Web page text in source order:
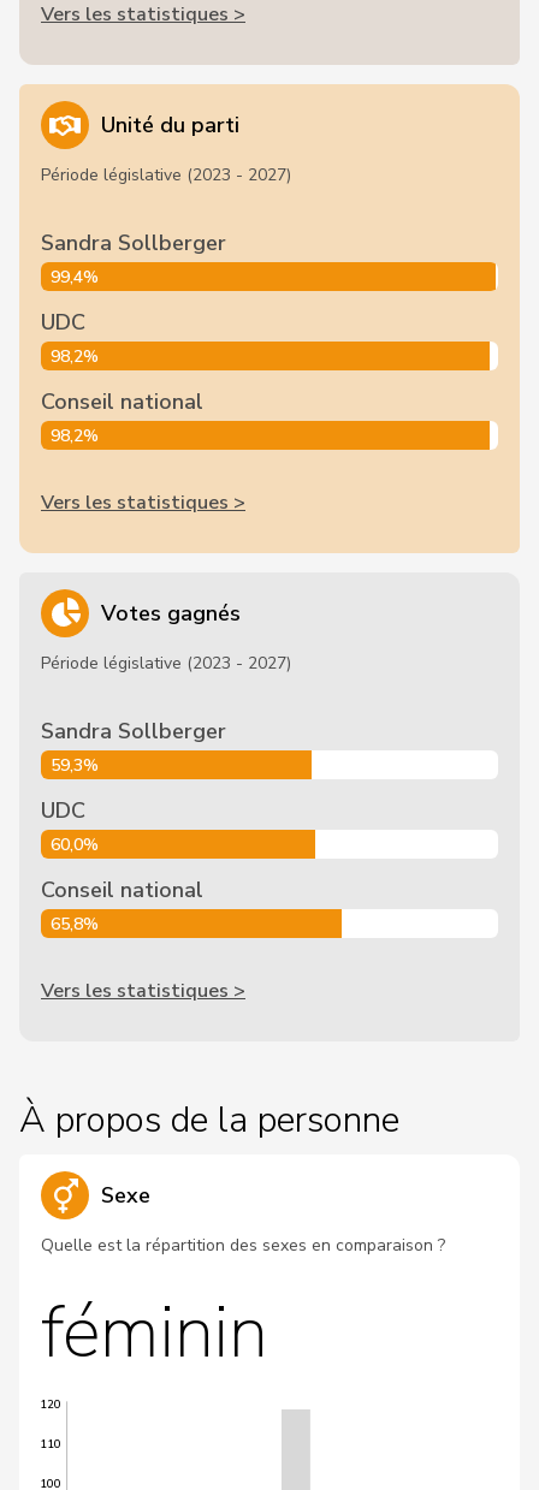
Vers les statistiques >
Unité du parti
Période législative (2023 - 2027)
Sandra Sollberger
99,4%
UDC
98,2%
Conseil national
98,2%
Vers les statistiques >
Votes gagnés
Période législative (2023 - 2027)
Sandra Sollberger
59,3%
UDC
60,0%
Conseil national
65,8%
Vers les statistiques >
À propos de la personne
Sexe
Quelle est la répartition des sexes en comparaison ?
féminin
100
110
120